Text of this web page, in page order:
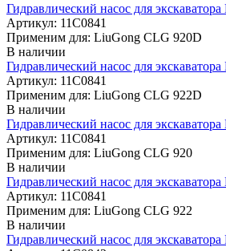
Гидравлический насос для
Артикул: 11C0841
Применим для: LiuGong CLG 920D
В наличии
Гидравлический насос для
Артикул: 11C0841
Применим для: LiuGong CLG 922D
В наличии
Гидравлический насос для
Артикул: 11C0841
Применим для: LiuGong CLG 920
В наличии
Гидравлический насос для
Артикул: 11C0841
Применим для: LiuGong CLG 922
В наличии
Гидравлический насос для